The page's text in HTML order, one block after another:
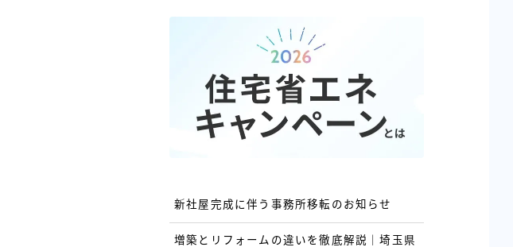
新社屋完成に伴う事務所移転のお知らせ
増築とリフォームの違いを徹底解説｜埼玉県